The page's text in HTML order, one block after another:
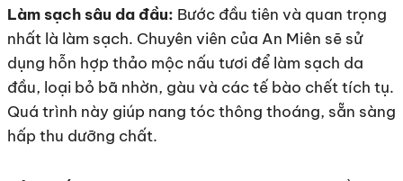
Làm sạch sâu da đầu: Bước đầu tiên và quan trọng
nhất là làm sạch. Chuyên viên của An Miên sẽ sử
dụng hỗn hợp thảo mộc nấu tươi để làm sạch da
đầu, loại bỏ bã nhờn, gàu và các tế bào chết tích tụ.
Quá trình này giúp nang tóc thông thoáng, sẵn sàng
hấp thu dưỡng chất.